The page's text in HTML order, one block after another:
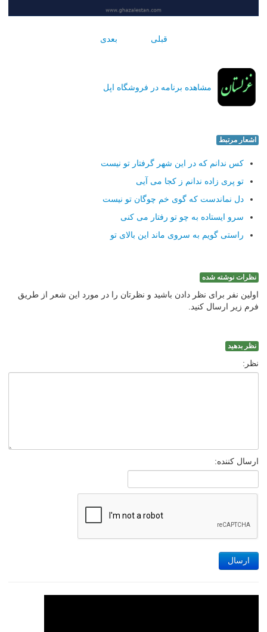
قبلی بعدی
مشاهده برنامه در فروشگاه اپل
اشعار مرتبط
کس ندانم که در این شهر گرفتار تو نیست
تو پری زاده ندانم ز کجا می آیی
دل نماندست که گوی خم چوگان تو نیست
سرو ایستاده به چو تو رفتار می کنی
راستی گویم به سروی ماند این بالای تو
نظرات نوشته شده
اولین نفر برای نظر دادن باشید و نظرتان را در مورد این شعر از طریق
فرم زیر ارسال کنید.
نظر بدهید
نظر:
ارسال کننده:
ارسال